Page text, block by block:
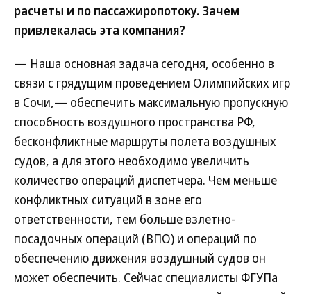
расчеты и по пассажиропотоку. Зачем
привлекалась эта компания?
— Наша основная задача сегодня, особенно в
связи с грядущим проведением Олимпийских игр
в Сочи,— обеспечить максимальную пропускную
способность воздушного пространства РФ,
бесконфликтные маршруты полета воздушных
судов, а для этого необходимо увеличить
количество операций диспетчера. Чем меньше
конфликтных ситуаций в зоне его
ответственности, тем больше взлетно-
посадочных операций (ВПО) и операций по
обеспечению движения воздушный судов он
может обеспечить. Сейчас специалисты ФГУПа